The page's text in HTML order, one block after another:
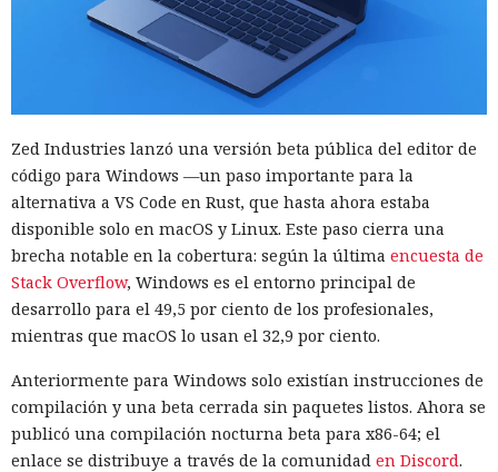
Zed Industries lanzó una versión beta pública del editor de
código para Windows —un paso importante para la
alternativa a VS Code en Rust, que hasta ahora estaba
disponible solo en macOS y Linux. Este paso cierra una
brecha notable en la cobertura: según la última encuesta de
Stack Overflow, Windows es el entorno principal de
desarrollo para el 49,5 por ciento de los profesionales,
mientras que macOS lo usan el 32,9 por ciento.
Anteriormente para Windows solo existían instrucciones de
compilación y una beta cerrada sin paquetes listos. Ahora se
publicó una compilación nocturna beta para x86-64; el
enlace se distribuye a través de la comunidad en Discord.